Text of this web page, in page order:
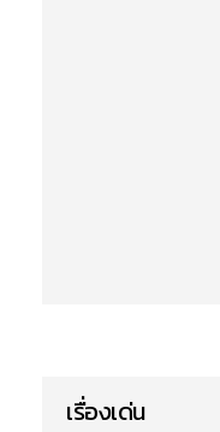
เรื่องเด่น